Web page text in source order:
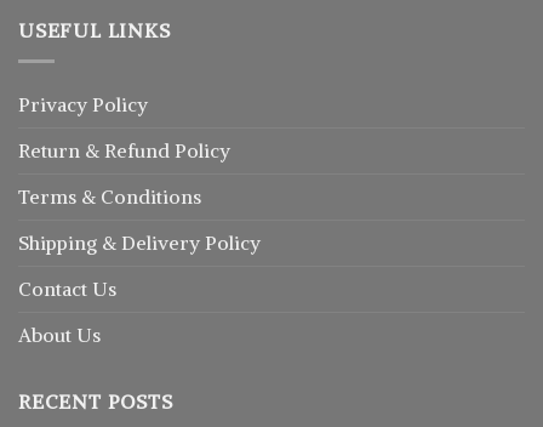
USEFUL LINKS
Privacy Policy
Return & Refund Policy
Terms & Conditions
Shipping & Delivery Policy
Contact Us
About Us
RECENT POSTS